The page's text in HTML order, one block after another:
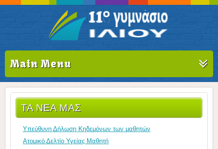
Main Menu
ΤΑ ΝΈΑ ΜΑΣ
Υπεύθυνη Δήλωση Κηδεμόνων των μαθητών
Ατομικό Δελτίο Υγείας Μαθητή